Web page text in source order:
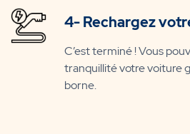
4- Rechargez
C’est terminé ! Vous
tranquillité votre voiture
borne.